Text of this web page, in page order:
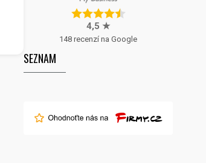
4,5 ★
148 recenzí na Google
SEZNAM